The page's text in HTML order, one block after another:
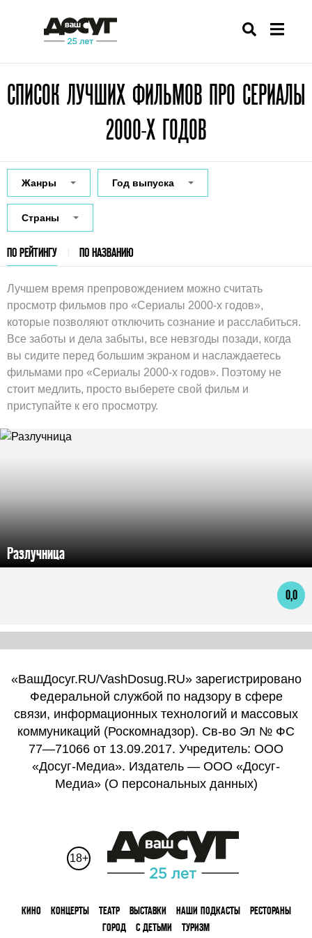
СПИСОК ЛУЧШИХ ФИЛЬМОВ ПРО СЕРИАЛЫ
2000-Х ГОДОВ
Жанры Год выпуска
Страны
ПО РЕЙТИНГУ ПО НАЗВАНИЮ
Лучшем время препровождением можно считать
просмотр фильмов про «Сериалы 2000-х годов»,
которые позволяют отключить сознание и расслабиться.
Все заботы и дела забыты, все невзгоды позади, когда
вы сидите перед большим экраном и наслаждаетесь
фильмами про «Сериалы 2000-х годов». Поэтому не
стоит медлить, просто выберете свой фильм и
приступайте к его просмотру.
Разлучница
0,0
«ВашДосуг.RU/VashDosug.RU» зарегистрировано
Федеральной службой по надзору в сфере
связи, информационных технологий и массовых
коммуникаций (Роскомнадзор). Св-во Эл № ФС
77—71066 от 13.09.2017. Учредитель: ООО
«Досуг-Медиа». Издатель — ООО «Досуг-
Медиа» (О персональных данных)
18+
КИНО КОНЦЕРТЫ ТЕАТР ВЫСТАВКИ НАШИ ПОДКАСТЫ
РЕСТОРАНЫ
ГОРОД
С ДЕТЬМИ ТУРИЗМ